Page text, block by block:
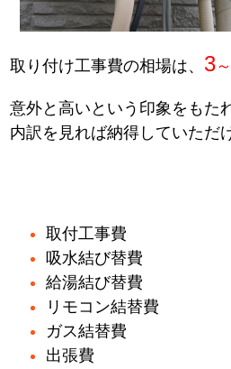
取り付け工事費の相場は、 3～
意外と高いという印象をもた
内訳を見れば納得していただ
取付工事費
吸水結び替費
給湯結び替費
リモコン結替費
ガス結替費
出張費